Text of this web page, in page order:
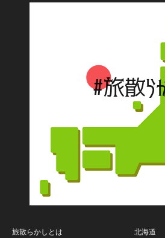
旅散らかしとは
北海道